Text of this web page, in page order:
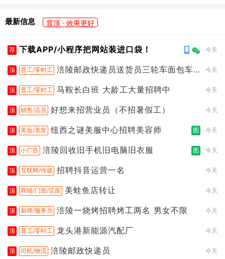
最新信息 置顶 · 效果更好
荐 下载APP/小程序把网站装进口袋！ 今天
顶 普工/零时工 涪陵邮政快递员送货员三轮车面包车
今天
顶 普工/零时工 马鞍长白班 大龄工大量招聘中 今天
顶 销售/店员 好想来招营业员（不招暑假工） 今天
顶 美妆/美发 纽西之谜美服中心招聘美容师 图 今天
顶 小广告 涪陵回收旧手机旧电脑旧衣服 图 今天
顶 互联网/传媒 招聘抖音运营一名 今天
顶 商铺/门面/店面 美蛙鱼店转让 今天
顶 厨师/服务员 涪陵一烧烤招聘烤工两名 男女不限 今天
顶 普工/零时工 龙头港新能源汽配厂 今天
顶 司机/物流 涪陵邮政快递员 今天